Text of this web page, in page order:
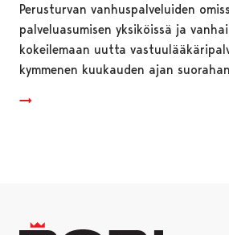
Perusturvan vanhuspalveluiden
palveluasumisen yksiköissä ja
kokeilemaan uutta
kymmenen kuukauden ajan